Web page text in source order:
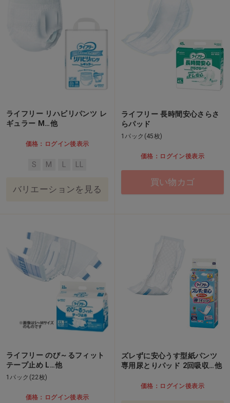
ライフリー リハビリパンツ レ
ギュラー M…他
価格：ログイン後表示
S M L LL
バリエーションを見る
ライフリー 長時間安心さらさ
らパッド
1パック(45枚)
価格：ログイン後表示
買い物カゴ
ライフリー のび～るフィット
テープ止め L…他
1パック(22枚)
価格：ログイン後表示
ズレずに安心うす型紙パンツ
専用尿とりパッド 2回吸収…他
価格：ログイン後表示